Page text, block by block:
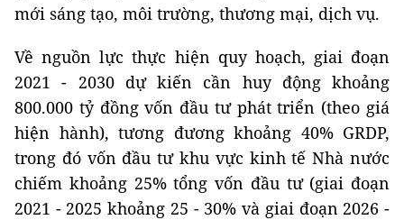
mới sáng tạo, môi trường, thương mại, dịch vụ.
Về nguồn lực thực hiện quy hoạch, giai đoạn
2021 - 2030 dự kiến cần huy động khoảng
800.000 tỷ đồng vốn đầu tư phát triển (theo giá
hiện hành), tương đương khoảng 40% GRDP,
trong đó vốn đầu tư khu vực kinh tế Nhà nước
chiếm khoảng 25% tổng vốn đầu tư (giai đoạn
2021 - 2025 khoảng 25 - 30% và giai đoạn 2026 -